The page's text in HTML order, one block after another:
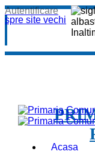
spre site vechi
Autentificare
Acasa